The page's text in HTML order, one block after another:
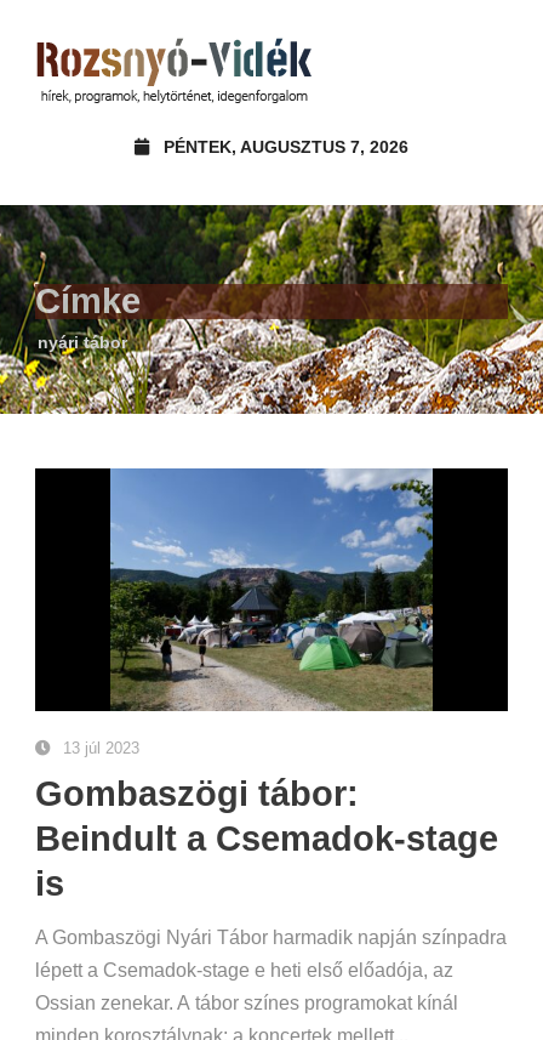
PÉNTEK, AUGUSZTUS 7, 2026
Címke
nyári tábor
13 júl 2023
Gombaszögi tábor:
Beindult a Csemadok-stage
is
A Gombaszögi Nyári Tábor harmadik napján színpadra
lépett a Csemadok-stage e heti első előadója, az
Ossian zenekar. A tábor színes programokat kínál
minden korosztálynak: a koncertek mellett...